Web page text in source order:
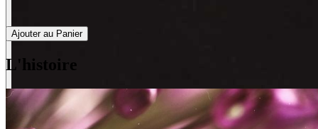
Ajouter au Panier
L'histoire